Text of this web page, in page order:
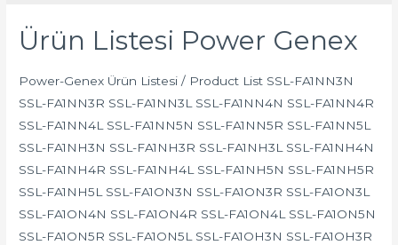
Ürün Listesi Power Genex
Power-Genex Ürün Listesi / Product List SSL-FA1NN3N
SSL-FA1NN3R SSL-FA1NN3L SSL-FA1NN4N SSL-FA1NN4R
SSL-FA1NN4L SSL-FA1NN5N SSL-FA1NN5R SSL-FA1NN5L
SSL-FA1NH3N SSL-FA1NH3R SSL-FA1NH3L SSL-FA1NH4N
SSL-FA1NH4R SSL-FA1NH4L SSL-FA1NH5N SSL-FA1NH5R
SSL-FA1NH5L SSL-FA1ON3N SSL-FA1ON3R SSL-FA1ON3L
SSL-FA1ON4N SSL-FA1ON4R SSL-FA1ON4L SSL-FA1ON5N
SSL-FA1ON5R SSL-FA1ON5L SSL-FA1OH3N SSL-FA1OH3R